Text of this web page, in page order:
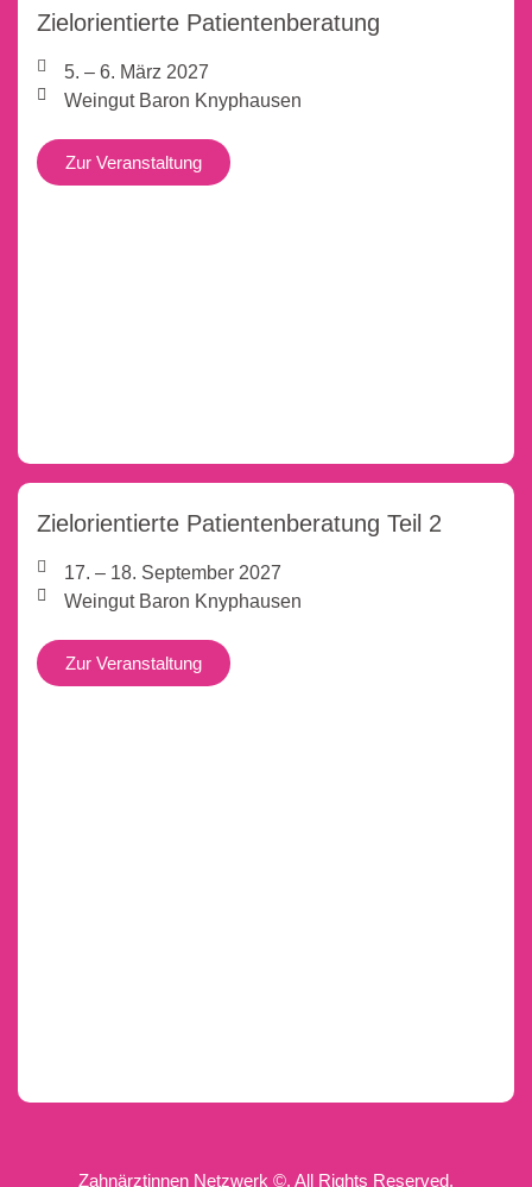
Zielorientierte Patientenberatung
5. – 6. März 2027
Weingut Baron Knyphausen
Zur Veranstaltung
Zielorientierte Patientenberatung Teil 2
17. – 18. September 2027
Weingut Baron Knyphausen
Zur Veranstaltung
Zahnärztinnen Netzwerk ©. All Rights Reserved.